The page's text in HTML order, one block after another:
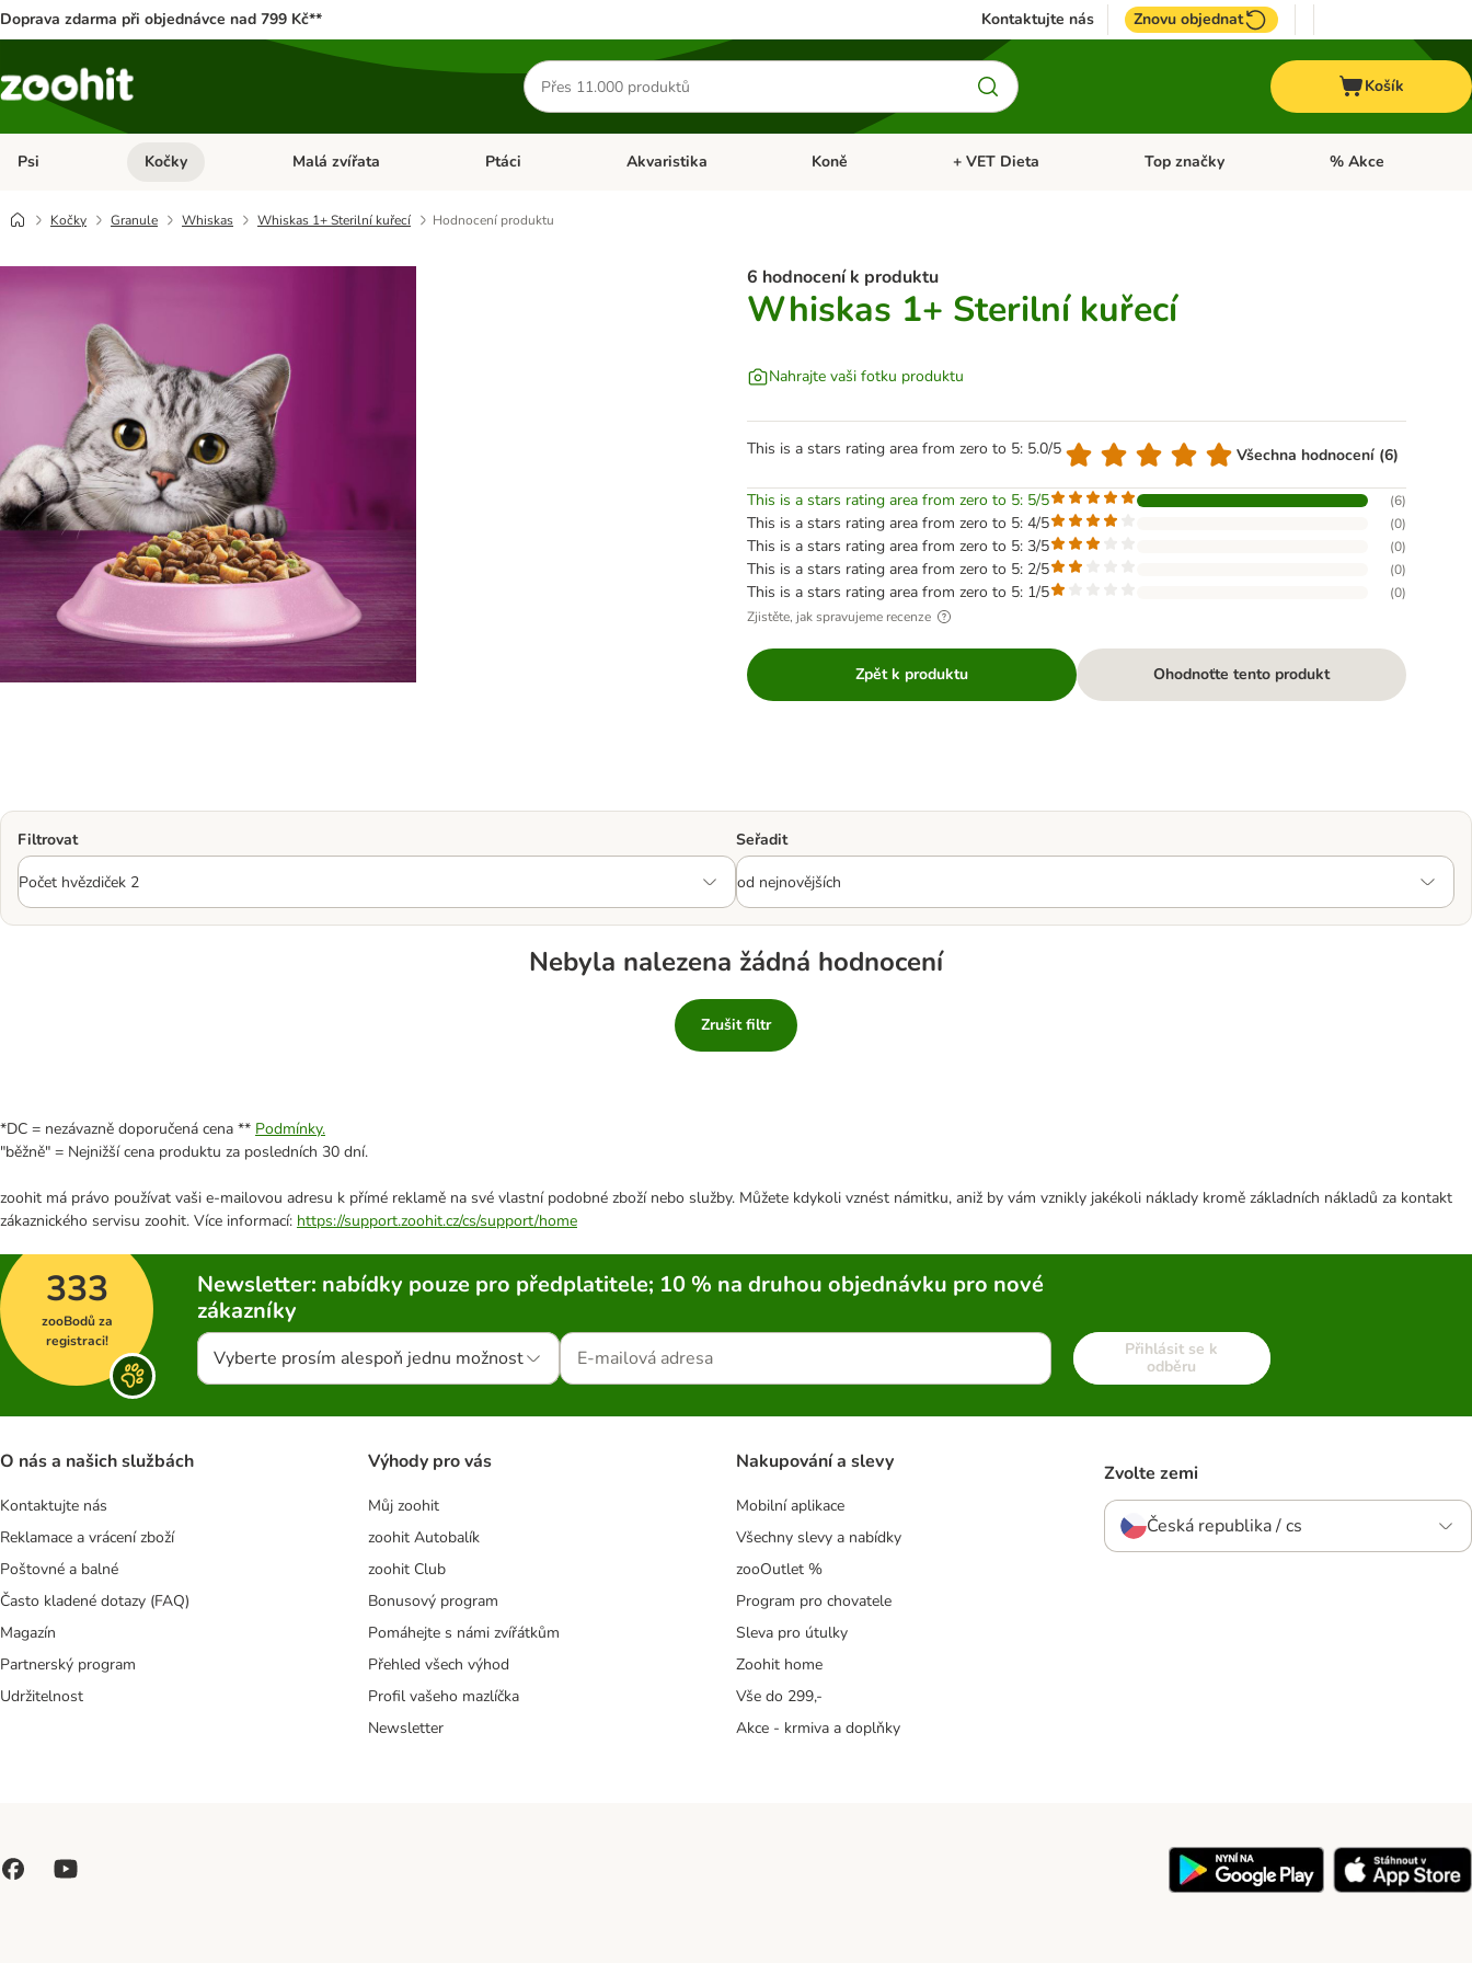
Doprava zdarma při objednávce nad 799 Kč** Kontaktujte nás Znovu objednat
Hledat
produkty
Košík
Psi Otevřít menu: Psi
Kočky Otevřít menu: Kočky
Malá zvířata Otevřít menu: Malá zvířata
Ptáci Otevřít menu: Ptáci
Akvaristika Otevřít menu: Akvaristika
Koně Otevřít menu: Koně
+ VET Dieta Otevřít menu: + VET Dieta
Top značky Otevřít menu: Top
% Akce
Kočky Granule Whiskas Whiskas 1+ Sterilní kuřecí Hodnocení produktu
6 hodnocení k produktu
Whiskas 1+ Sterilní kuřecí
Nahrajte vaši fotku produktu
This is a stars rating area from zero to 5: 5.0/5 Všechna hodnocení (6)
This is a stars rating area from zero to 5: 5/5 (6)
This is a stars rating area from zero to 5: 4/5 (0)
This is a stars rating area from zero to 5: 3/5 (0)
This is a stars rating area from zero to 5: 2/5 (0)
This is a stars rating area from zero to 5: 1/5 (0)
Zjistěte, jak spravujeme recenze
Zpět k produktu Ohodnoťte tento produkt
Filtrovat Seřadit
Nebyla nalezena žádná hodnocení
Zrušit filtr
*DC = nezávazně doporučená cena ** Podmínky.
"běžně" = Nejnižší cena produktu za posledních 30 dní.
zoohit má právo používat vaši e-mailovou adresu k přímé reklamě na své vlastní podobné zboží nebo služby. Můžete kdykoli vznést námitku, aniž by vám vznikly jakékoli náklady kromě základních nákladů za kontakt
zákaznického servisu zoohit. Více informací: https://support.zoohit.cz/cs/support/home
333
zooBodů za
registraci!
Newsletter: nabídky pouze pro předplatitele; 10 % na druhou objednávku pro nové
zákazníky
Vyberte prosím alespoň jednu možnost
Přihlásit se k
odběru
O nás a našich službách
Kontaktujte nás
Reklamace a vrácení zboží
Poštovné a balné
Často kladené dotazy (FAQ)
Magazín
Partnerský program
Udržitelnost
Výhody pro vás
Můj zoohit
zoohit Autobalík
zoohit Club
Bonusový program
Pomáhejte s námi zvířátkům
Přehled všech výhod
Profil vašeho mazlíčka
Newsletter
Nakupování a slevy
Mobilní aplikace
Všechny slevy a nabídky
zooOutlet %
Program pro chovatele
Sleva pro útulky
Zoohit home
Vše do 299,-
Akce - krmiva a doplňky
Zvolte zemi
Česká republika / cs